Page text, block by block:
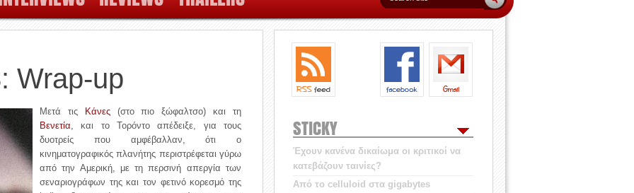
Wrap-up
Μετά τις Κάνες(στο πιο ξώφαλτσο) και τη
Βενετία, και το Τορόντο απέδειξε, για τους
δυοτρείς που αμφέβαλλαν, ότι ο
κινηματογραφικός πλανήτης περιστρέφεται γύρω
από την Αμερική, με τη περσινή απεργία των
σεναριογράφων της και τον φετινό κορεσμό της
STICKY
Έχουν κανένα δικαίωμα οι κριτικοί να
κατεβάζουν ταινίες?
Από το celluloid στα gigabytes